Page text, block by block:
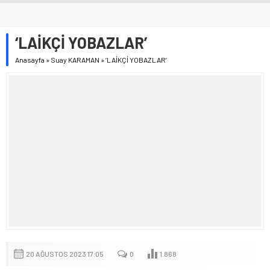
‘LAİKÇİ YOBAZLAR’
Anasayfa » Suay KARAMAN »‘LAİKÇİ YOBAZLAR’
20 AĞUSTOS 2023 17:05 0 1.868